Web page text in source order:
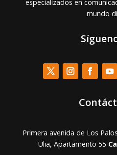
especializados en
mundo
Primera avenida de Los
Ulia, Apartamento 55